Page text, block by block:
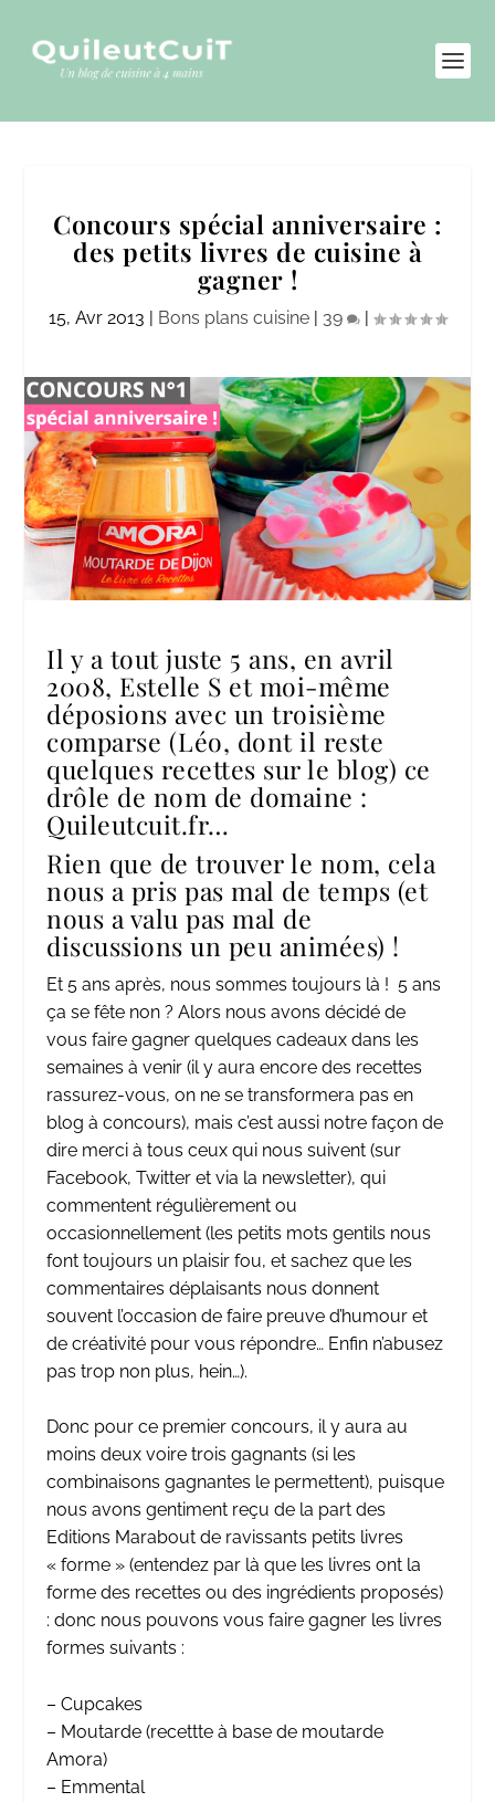
Concours spécial anniversaire :
des petits livres de cuisine à
gagner !
15, Avr 2013 | Bons plans cuisine | 39 |
Il y a tout juste 5 ans, en avril
2008, Estelle S et moi-même
déposions avec un troisième
comparse (Léo, dont il reste
quelques recettes sur le blog) ce
drôle de nom de domaine :
Quileutcuit.fr…
Rien que de trouver le nom, cela
nous a pris pas mal de temps (et
nous a valu pas mal de
discussions un peu animées) !
Et 5 ans après, nous sommes toujours là ! 5 ans
ça se fête non ? Alors nous avons décidé de
vous faire gagner quelques cadeaux dans les
semaines à venir (il y aura encore des recettes
rassurez-vous, on ne se transformera pas en
blog à concours), mais c’est aussi notre façon de
dire merci à tous ceux qui nous suivent (sur
Facebook,Twitter et via la newsletter), qui
commentent régulièrement ou
occasionnellement (les petits mots gentils nous
font toujours un plaisir fou, et sachez que les
commentaires déplaisants nous donnent
souvent l’occasion de faire preuve d’humour et
de créativité pour vous répondre… Enfin n’abusez
pas trop non plus, hein…).
Donc pour ce premier concours, il y aura au
moins deux voire trois gagnants (si les
combinaisons gagnantes le permettent), puisque
nous avons gentiment reçu de la part des
Editions Marabout de ravissants petits livres
« forme » (entendez par là que les livres ont la
forme des recettes ou des ingrédients proposés)
: donc nous pouvons vous faire gagner les livres
formes suivants :
– Cupcakes
– Moutarde (recettte à base de moutarde
Amora)
– Emmental